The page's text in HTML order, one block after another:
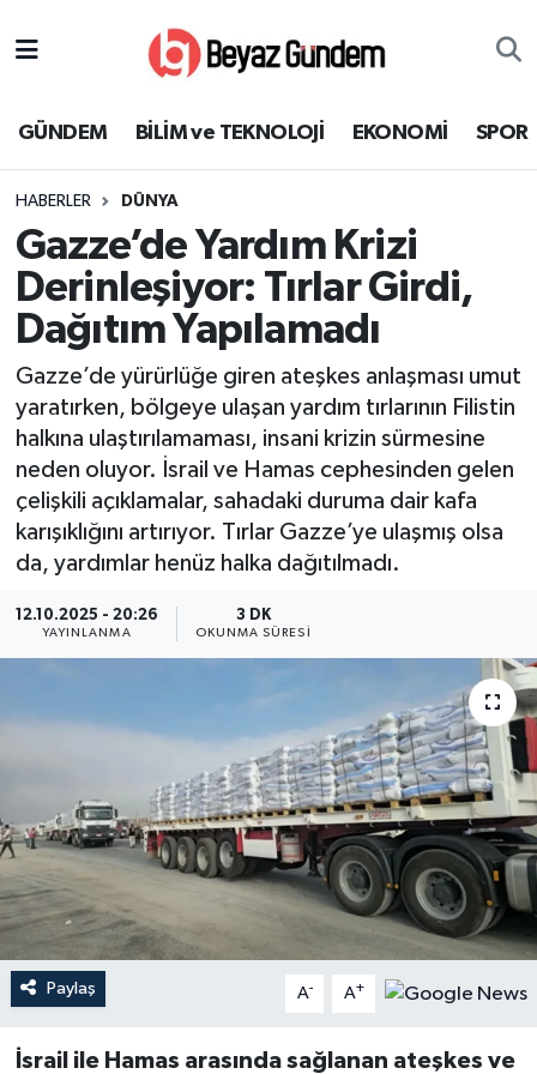
GÜNDEM BİLİM ve TEKNOLOJİ EKONOMİ SPOR
HABERLER DÜNYA
Gazze’de Yardım Krizi
Derinleşiyor: Tırlar Girdi,
Dağıtım Yapılamadı
Gazze’de yürürlüğe giren ateşkes anlaşması umut
yaratırken, bölgeye ulaşan yardım tırlarının Filistin
halkına ulaştırılamaması, insani krizin sürmesine
neden oluyor. İsrail ve Hamas cephesinden gelen
çelişkili açıklamalar, sahadaki duruma dair kafa
karışıklığını artırıyor. Tırlar Gazze’ye ulaşmış olsa
da, yardımlar henüz halka dağıtılmadı.
12.10.2025 - 20:26
YAYINLANMA
3 DK
OKUNMA SÜRESI
Paylaş A- A+
İsrail ile Hamas arasında sağlanan ateşkes ve
EKONOMİ
SPOR
SAĞLIK
EĞİTİM
KÜLTÜR SANAT
MAGAZİN
Süper Lig Puan Durumu ve Fikstür
Tüm Manşetler
Son Dakika Haberleri
Haber Arşivi